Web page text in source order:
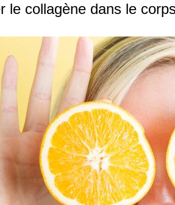
le collagène dans le